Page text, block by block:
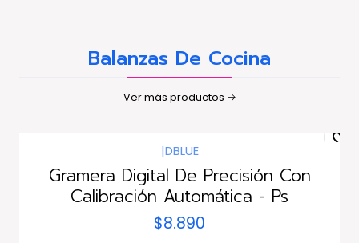
Balanzas De Cocina
Ver más productos
|DBLUE
Gramera Digital De Precisión Con
Calibración Automática - Ps
$8.890